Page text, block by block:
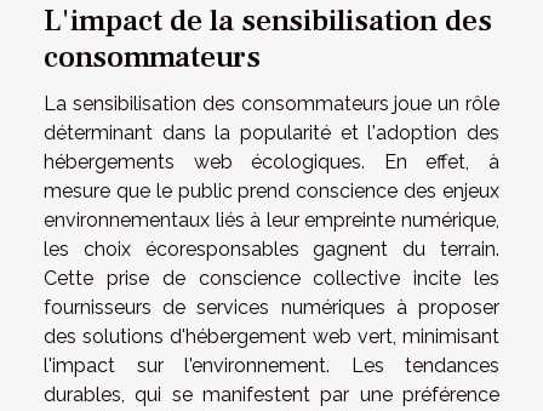
L'impact de la sensibilisation des
consommateurs
La sensibilisation des consommateurs joue un rôle
déterminant dans la popularité et l'adoption des
hébergements web écologiques. En effet, à
mesure que le public prend conscience des enjeux
environnementaux liés à leur empreinte numérique,
les choix écoresponsables gagnent du terrain.
Cette prise de conscience collective incite les
fournisseurs de services numériques à proposer
des solutions d'hébergement web vert, minimisant
l'impact sur l'environnement. Les tendances
durables, qui se manifestent par une préférence